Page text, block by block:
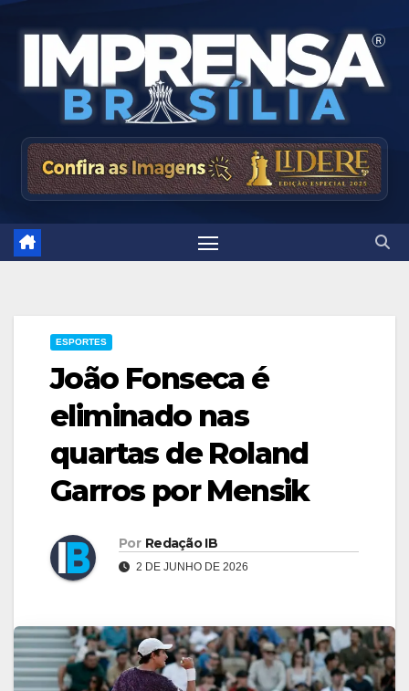
ESPORTES
João Fonseca é
eliminado nas
quartas de Roland
Garros por Mensik
Por Redação IB
2 DE JUNHO DE 2026